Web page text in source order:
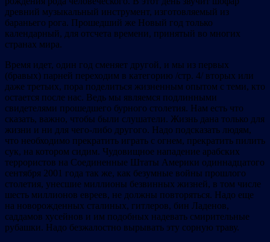
древний музыкальный инструмент, изготовляемый из
бараньего рога. Прошедший же Новый год только
календарный, для отсчета времени, принятый во многих
странах мира.
Время идет, один год сменяет другой, и мы из первых
(бравых) парней переходим в категорию /стр. 4/ вторых или
даже третьих, пора поделиться жизненным опытом с теми, кто
остается после нас. Ведь мы являемся подлинными
свидетелями прошедшего бурного столетия. Нам есть что
сказать, важно, чтобы были слушатели. Жизнь дана только для
жизни и ни для чего-либо другого. Надо подсказать людям,
что необходимо прекратить играть с огнем, прекратить пилить
сук, на котором сидим. Чудовищное нападение арабских
террористов на Соединенные Штаты Америки одиннадцатого
сентября 2001 года так же, как безумные войны прошлого
столетия, унесшие миллионы безвинных жизней, в том числе
шесть миллионов евреев, не должны повторяться. Надо еще
на новорожденных сталиных, гитлеров, бин Ладенов,
саддамов хусейнов и им подобных надевать смирительные
рубашки. Надо безжалостно вырывать эту сорную траву.